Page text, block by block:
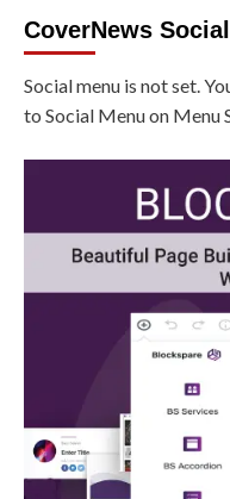
CoverNews Social
Social menu is not set.
to Social Menu on Menu